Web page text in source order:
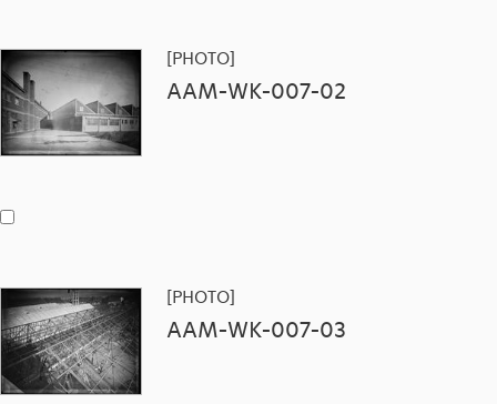
[PHOTO]
AAM-WK-007-02
[PHOTO]
AAM-WK-007-03